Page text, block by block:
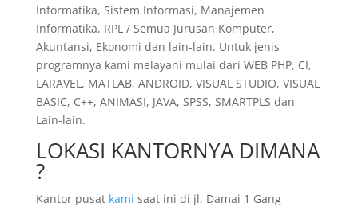
Informatika, Sistem Informasi, Manajemen
Informatika, RPL / Semua Jurusan Komputer,
Akuntansi, Ekonomi dan lain-lain. Untuk jenis
programnya kami melayani mulai dari WEB PHP, CI,
LARAVEL, MATLAB, ANDROID, VISUAL STUDIO, VISUAL
BASIC, C++, ANIMASI, JAVA, SPSS, SMARTPLS dan
Lain-lain.
LOKASI KANTORNYA DIMANA
?
Kantor pusat kami saat ini di jl. Damai 1 Gang